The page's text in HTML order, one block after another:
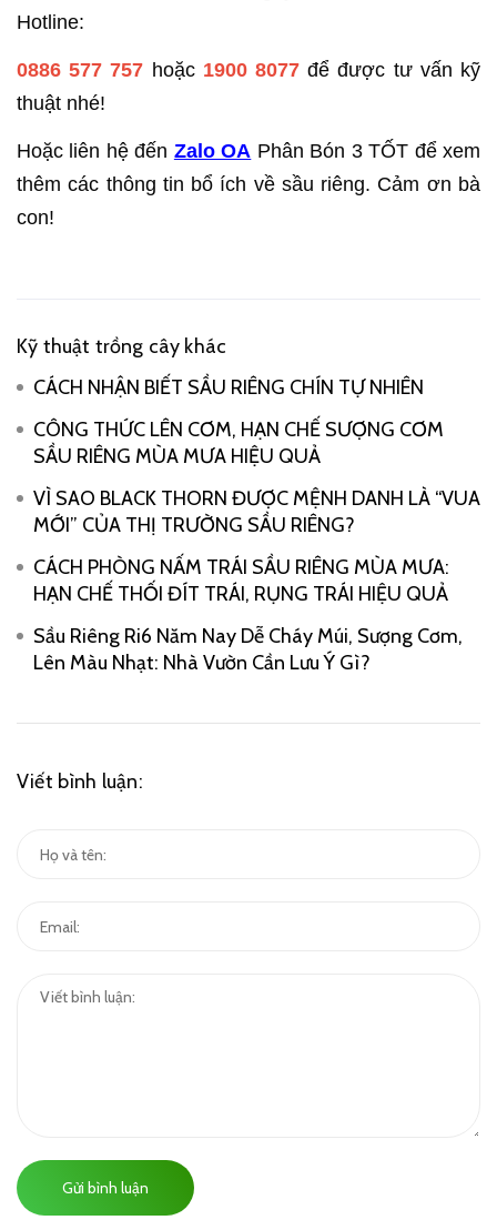
Hotline:
0886 577 757 hoặc 1900 8077 để được tư vấn kỹ
thuật nhé!
Hoặc liên hệ đến Zalo OA Phân Bón 3 TỐT để xem
thêm các thông tin bổ ích về sầu riêng. Cảm ơn bà
con!
Kỹ thuật trồng cây khác
CÁCH NHẬN BIẾT SẦU RIÊNG CHÍN TỰ NHIÊN
CÔNG THỨC LÊN CƠM, HẠN CHẾ SƯỢNG CƠM
SẦU RIÊNG MÙA MƯA HIỆU QUẢ
VÌ SAO BLACK THORN ĐƯỢC MỆNH DANH LÀ “VUA
MỚI” CỦA THỊ TRƯỜNG SẦU RIÊNG?
CÁCH PHÒNG NẤM TRÁI SẦU RIÊNG MÙA MƯA:
HẠN CHẾ THỐI ĐÍT TRÁI, RỤNG TRÁI HIỆU QUẢ
Sầu Riêng Ri6 Năm Nay Dễ Cháy Múi, Sượng Cơm,
Lên Màu Nhạt: Nhà Vườn Cần Lưu Ý Gì?
Viết bình luận:
Gửi bình luận